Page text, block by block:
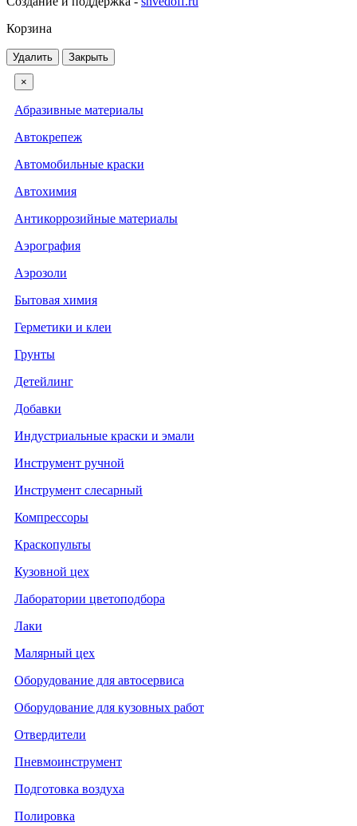
Корзина
Удалить Закрыть
×
Абразивные материалы
Автокрепеж
Автомобильные краски
Автохимия
Антикоррозийные материалы
Аэрография
Аэрозоли
Бытовая химия
Герметики и клеи
Грунты
Детейлинг
Добавки
Индустриальные краски и эмали
Инструмент ручной
Инструмент слесарный
Компрессоры
Краскопульты
Кузовной цех
Лаборатории цветоподбора
Лаки
Малярный цех
Оборудование для автосервиса
Оборудование для кузовных работ
Отвердители
Пневмоинструмент
Подготовка воздуха
Полировка